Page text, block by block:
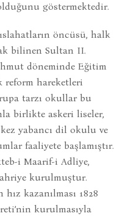
göstermektedir.
öncüsü, halk
bilinen Sultan II.
döneminde Eğitim
reform hareketleri
tarzı okullar bu
birlikte askeri liseler,
yabancı dil okulu ve
faaliyete başlamıştır.
i Maarif-i Adliye,
kurulmuştur.
kazanılması 1828
kurulmasıyla